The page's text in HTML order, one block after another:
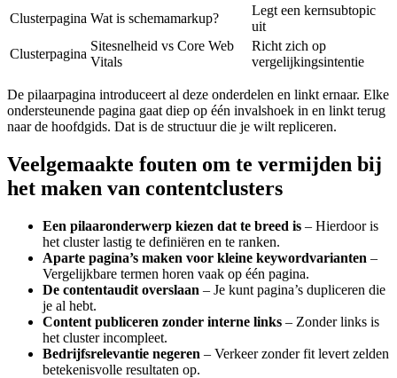
Clusterpagina Wat is schemamarkup?
Legt een kernsubtopic
uit
Clusterpagina
Sitesnelheid vs Core Web
Vitals
Richt zich op
vergelijkingsintentie
De pilaarpagina introduceert al deze onderdelen en linkt ernaar. Elke
ondersteunende pagina gaat diep op één invalshoek in en linkt terug
naar de hoofdgids. Dat is de structuur die je wilt repliceren.
Veelgemaakte fouten om te vermijden bij
het maken van contentclusters
Een pilaaronderwerp kiezen dat te breed is – Hierdoor is
het cluster lastig te definiëren en te ranken.
Aparte pagina’s maken voor kleine keywordvarianten –
Vergelijkbare termen horen vaak op één pagina.
De contentaudit overslaan – Je kunt pagina’s dupliceren die
je al hebt.
Content publiceren zonder interne links – Zonder links is
het cluster incompleet.
Bedrijfsrelevantie negeren – Verkeer zonder fit levert zelden
betekenisvolle resultaten op.